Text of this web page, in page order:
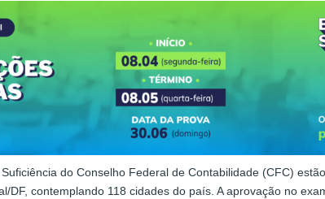
do Conselho Federal de Contabilidade (CFC)
contemplando 118 cidades do país. A aprovação no